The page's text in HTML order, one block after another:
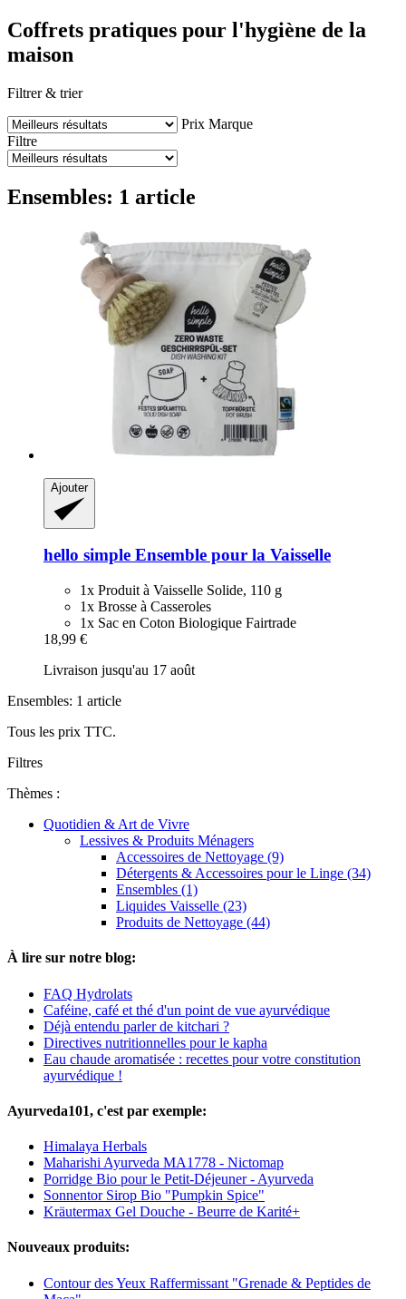
Coffrets pratiques pour l'hygiène de la
maison
Filtrer & trier
Prix Marque
Filtre
Ensembles: 1 article
Ajouter
hello simple Ensemble pour la Vaisselle
1x Produit à Vaisselle Solide, 110 g
1x Brosse à Casseroles
1x Sac en Coton Biologique Fairtrade
18,99 €
Livraison jusqu'au 17 août
Ensembles: 1 article
Tous les prix TTC.
Filtres
Thèmes :
Quotidien & Art de Vivre
Lessives & Produits Ménagers
Accessoires de Nettoyage (9)
Détergents & Accessoires pour le Linge (34)
Ensembles (1)
Liquides Vaisselle (23)
Produits de Nettoyage (44)
À lire sur notre blog:
FAQ Hydrolats
Caféine, café et thé d'un point de vue ayurvédique
Déjà entendu parler de kitchari ?
Directives nutritionnelles pour le kapha
Eau chaude aromatisée : recettes pour votre constitution
ayurvédique !
Ayurveda101, c'est par exemple:
Himalaya Herbals
Maharishi Ayurveda MA1778 - Nictomap
Porridge Bio pour le Petit-Déjeuner - Ayurveda
Sonnentor Sirop Bio "Pumpkin Spice"
Kräutermax Gel Douche - Beurre de Karité+
Nouveaux produits:
Contour des Yeux Raffermissant "Grenade & Peptides de